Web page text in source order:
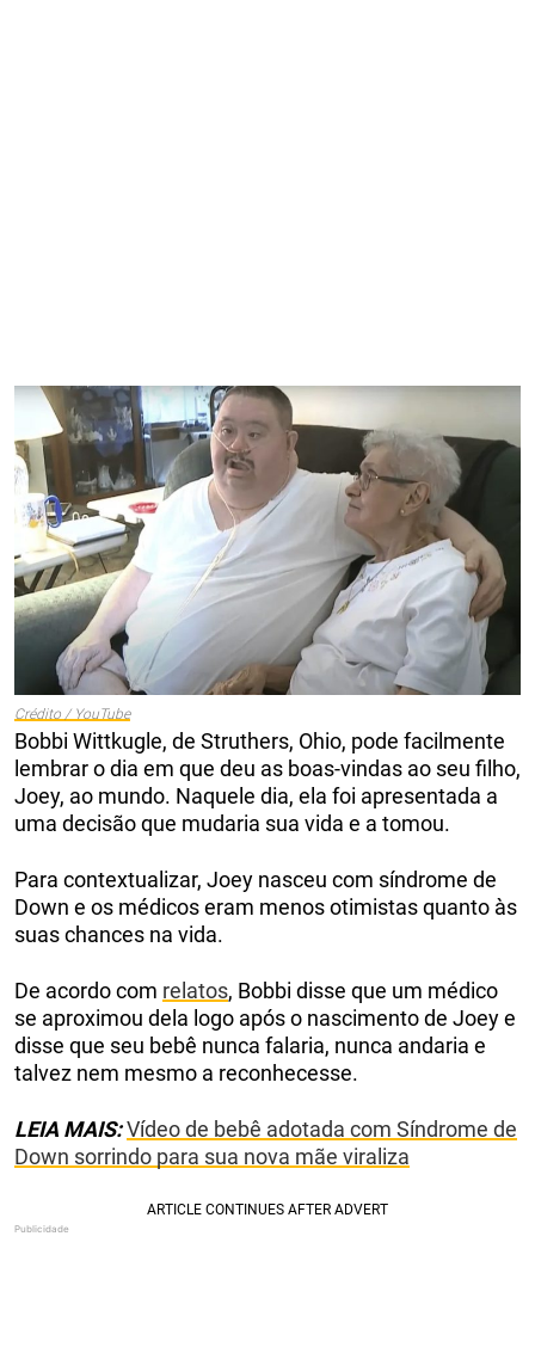
Crédito / YouTube
Bobbi Wittkugle, de Struthers, Ohio, pode facilmente
lembrar o dia em que deu as boas-vindas ao seu filho,
Joey, ao mundo. Naquele dia, ela foi apresentada a
uma decisão que mudaria sua vida e a tomou.
Para contextualizar, Joey nasceu com síndrome de
Down e os médicos eram menos otimistas quanto às
suas chances na vida.
De acordo com relatos, Bobbi disse que um médico
se aproximou dela logo após o nascimento de Joey e
disse que seu bebê nunca falaria, nunca andaria e
talvez nem mesmo a reconhecesse.
LEIA MAIS:Vídeo de bebê adotada com Síndrome de
Down sorrindo para sua nova mãe viraliza